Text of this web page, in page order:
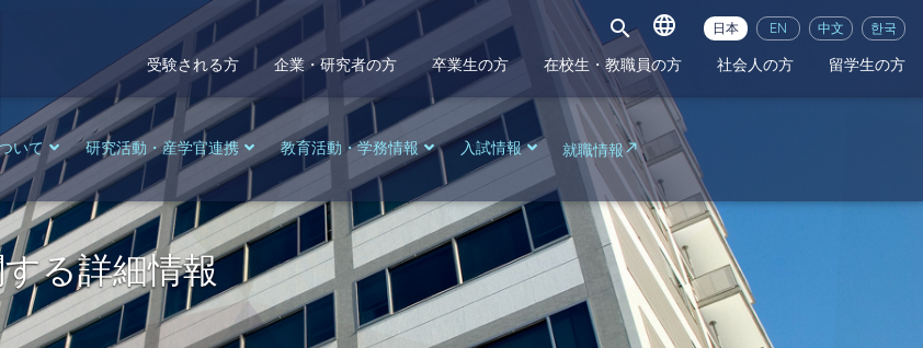
search language 日本 EN 中文 한국
受験される方 企業・研究者の方 卒業生の方 在校生・教職員の方 社会人の方 留学生の方
いて 研究活動・産学官連携 教育活動・学務情報 入試情報 就職情報
る詳細情報